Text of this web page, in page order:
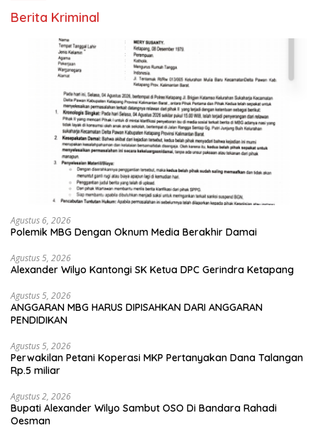
Berita Kriminal
Agustus 6, 2026
Polemik MBG Dengan Oknum Media Berakhir Damai
Agustus 5, 2026
Alexander Wilyo Kantongi SK Ketua DPC Gerindra Ketapang
Agustus 5, 2026
ANGGARAN MBG HARUS DIPISAHKAN DARI ANGGARAN
PENDIDIKAN
Agustus 5, 2026
Perwakilan Petani Koperasi MKP Pertanyakan Dana Talangan
Rp.5 miliar
Agustus 2, 2026
Bupati Alexander Wilyo Sambut OSO Di Bandara Rahadi
Oesman